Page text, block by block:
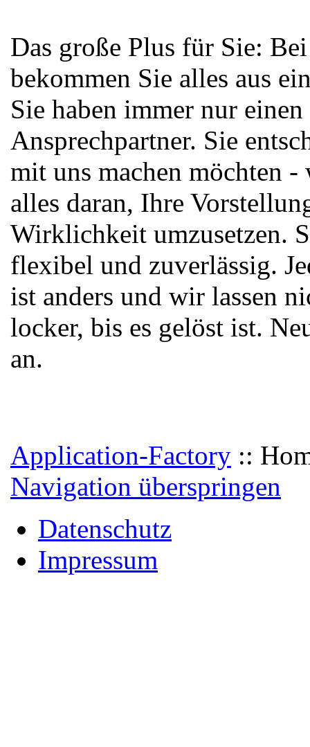
Das große Plus für Sie:
bekommen Sie alles aus
Sie haben immer nur einen
Ansprechpartner. Sie
mit uns machen möchten -
alles daran, Ihre
Wirklichkeit umzusetzen.
flexibel und zuverlässig.
ist anders und wir lassen
locker, bis es gelöst ist.
an.
Application-Factory ::
Navigation überspringen
Datenschutz
Impressum